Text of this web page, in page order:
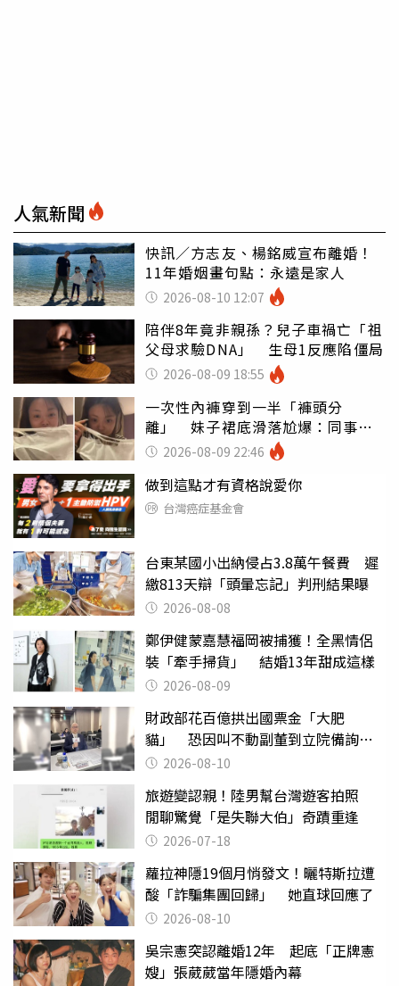
人氣新聞
快訊／方志友、楊銘威宣布離婚！
11年婚姻畫句點：永遠是家人
2026-08-10 12:07
陪伴8年竟非親孫？兒子車禍亡「祖
父母求驗DNA」 生母1反應陷僵局
2026-08-09 18:55
一次性內褲穿到一半「褲頭分
離」 妹子裙底滑落尬爆：同事全
看光2026-08-09 22:46
做到這點才有資格說愛你
台灣癌症基金會
台東某國小出納侵占3.8萬午餐費 遲
繳813天辯「頭暈忘記」判刑結果曝
2026-08-08
鄭伊健蒙嘉慧福岡被捕獲！全黑情侶
裝「牽手掃貨」 結婚13年甜成這樣
2026-08-09
財政部花百億拱出國票金「大肥
貓」 恐因叫不動副董到立院備詢惹
議 2026-08-10
旅遊變認親！陸男幫台灣遊客拍照
閒聊驚覺「是失聯大伯」奇蹟重逢
2026-07-18
蘿拉神隱19個月悄發文！曬特斯拉遭
酸「詐騙集團回歸」 她直球回應了
2026-08-10
吳宗憲突認離婚12年 起底「正牌憲
嫂」張葳葳當年隱婚內幕